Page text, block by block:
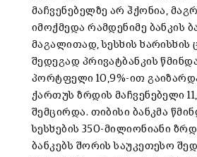
მაჩვენებელზე არ ჰქონია,
იმოქმედა რამდენიმე ბანკის
მაგალითად, სესხის ხარისხის
შედეგად პრივატბანკის
პორტფელი 10,9%-ით
ქართუს ზრდის მაჩვენებელი
შემცირდა. თიბისი ბანკმა
სესხების 350-მილიონიანი
ბანკებს შორის საუკეთესო